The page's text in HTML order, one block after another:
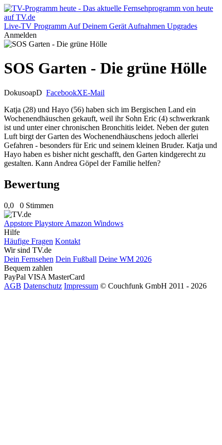
Live-TV Programm Auf Deinem Gerät Aufnahmen Upgrades
Anmelden
SOS Garten - Die grüne Hölle
DokusoapD FacebookXE-Mail
Katja (28) und Hayo (56) haben sich im Bergischen Land ein
Wochenendhäuschen gekauft, weil ihr Sohn Eric (4) schwerkrank
ist und unter einer chronischen Bronchitis leidet. Neben der guten
Luft birgt der Garten des Wochenendhäuschens jedoch allerlei
Gefahren - besonders für Eric und seinem kleinen Bruder. Katja und
Hayo haben es bisher nicht geschafft, den Garten kindgerecht zu
gestalten. Kann Andrea Göpel der Familie helfen?
Bewertung
0,0 0 Stimmen
Appstore Playstore Amazon Windows
Hilfe
Häufige Fragen Kontakt
Wir sind TV.de
Dein Fernsehen Dein Fußball Deine WM 2026
Bequem zahlen
PayPal VISA MasterCard
AGB Datenschutz Impressum © Couchfunk GmbH 2011 - 2026